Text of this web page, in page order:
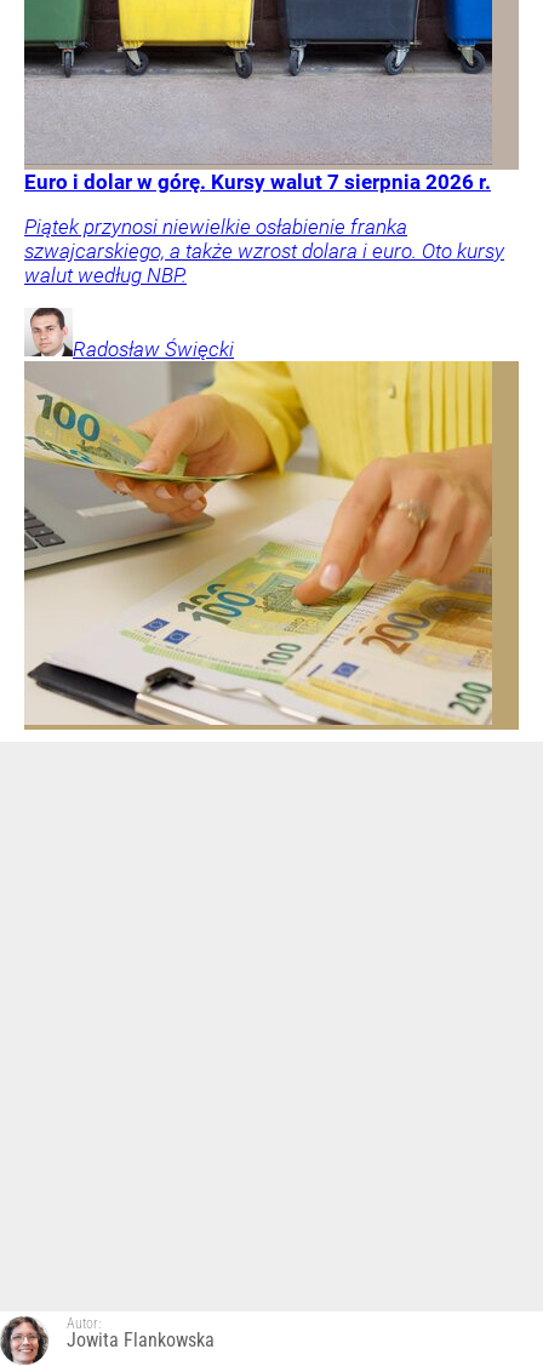
Euro i dolar w górę. Kursy walut 7 sierpnia 2026 r.
Piątek przynosi niewielkie osłabienie franka
szwajcarskiego, a także wzrost dolara i euro. Oto kursy
walut według NBP.
Radosław Święcki
Autor:
Jowita Flankowska